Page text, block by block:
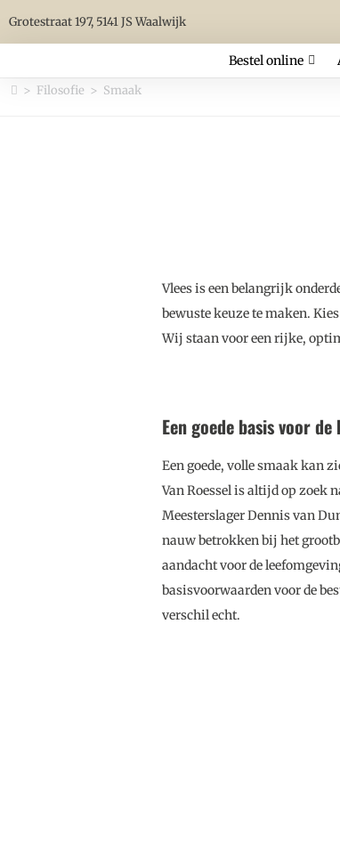
Grotestraat 197, 5141 JS Waalwijk
Bestel online
> Filosofie > Smaak
Vlees is een belangrijk
bewuste keuze te maken.
Wij staan voor een rijke,
Een goede basis voor de
Een goede, volle smaak kan
Van Roessel isaltijd op zoek
Meesterslager Dennis van
nauw betrokken bij het
aandacht voor de
basisvoorwaarden voor de
verschil echt.